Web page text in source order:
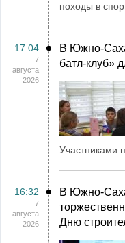
походы в
17:04
7
августа
2026
В Южно-
батл-клуб»
Участниками
16:32
7
августа
2026
В Южно-
Дню